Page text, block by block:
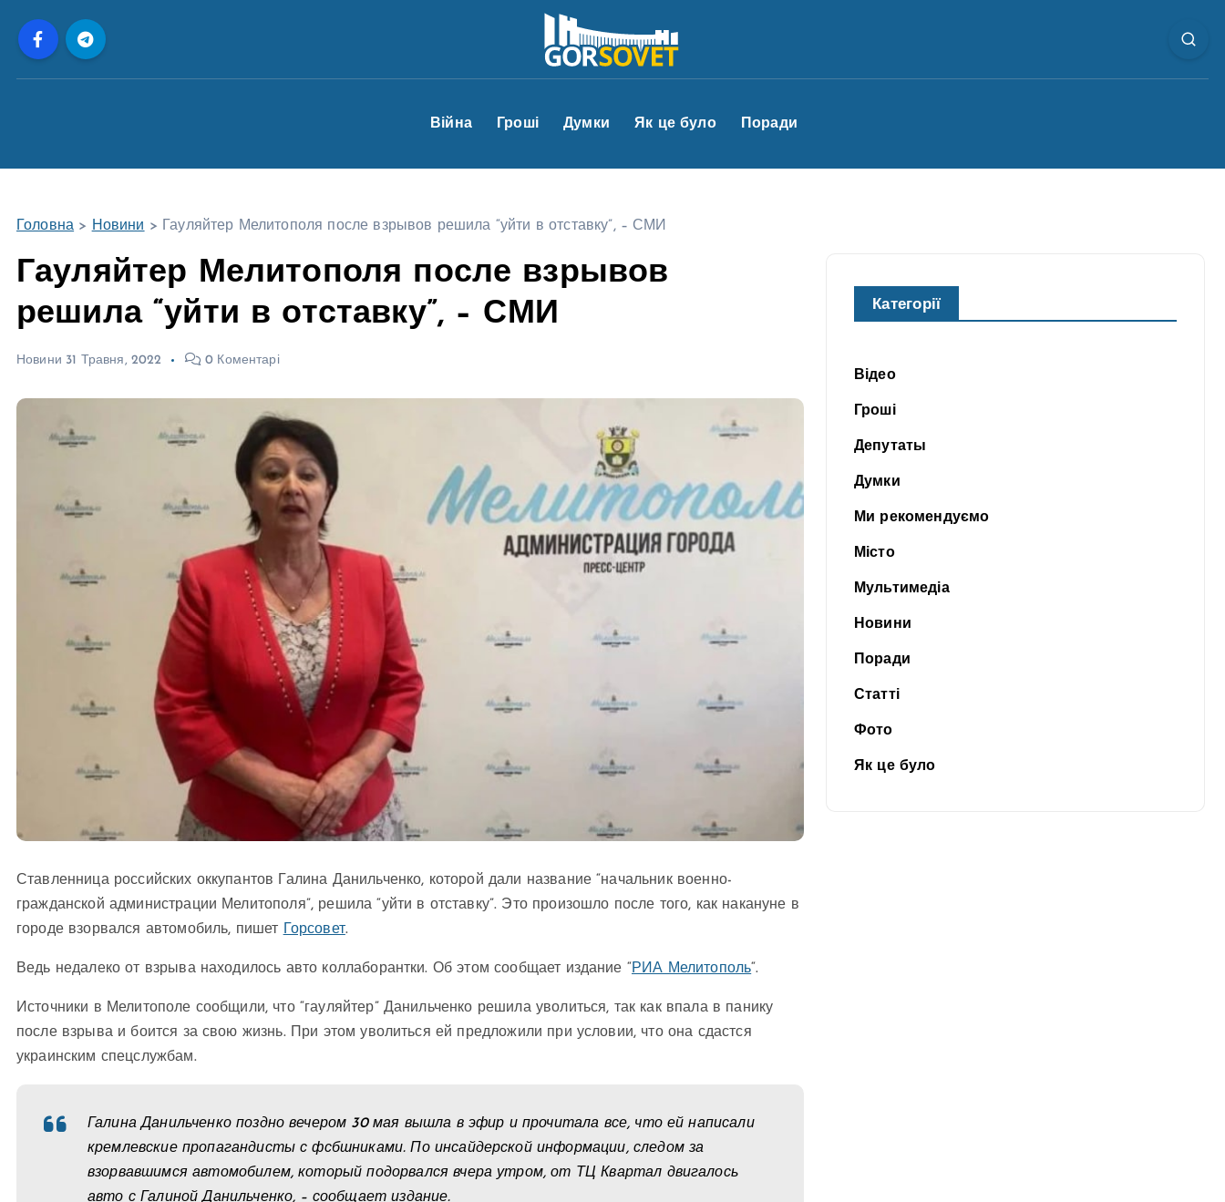
Війна Гроші Думки Як це було Поради
Головна > Новини > Гауляйтер Мелитополя после взрывов решила “уйти в отставку”, – СМИ
Гауляйтер Мелитополя после взрывов
решила “уйти в отставку”, – СМИ
Новини 31 Травня, 2022 0 Коментарі
Ставленница российских оккупантов Галина Данильченко, которой дали название “начальник военно-
гражданской администрации Мелитополя”, решила “уйти в отставку”. Это произошло после того, как накануне в
городе взорвался автомобиль, пишет
Горсовет.
Ведь недалеко от взрыва находилось авто коллаборантки. Об этом сообщает издание “РИА Мелитополь“.
Источники в Мелитополе сообщили, что “гауляйтер” Данильченко решила уволиться, так как впала в панику
после взрыва и боится за свою жизнь. При этом уволиться ей предложили при условии, что она сдастся
украинским спецслужбам.
Галина Данильченко поздно вечером 30 мая вышла в эфир и прочитала все, что ей написали
кремлевские пропагандисты с фсбшниками. По инсайдерской информации, следом за
взорвавшимся автомобилем, который подорвался вчера утром, от ТЦ Квартал двигалось
авто с Галиной Данильченко, – сообщает издание.
Категорії
Відео
Гроші
Депутаты
Думки
Ми рекомендуємо
Місто
Мультимедіа
Новини
Поради
Статті
Фото
Як це було